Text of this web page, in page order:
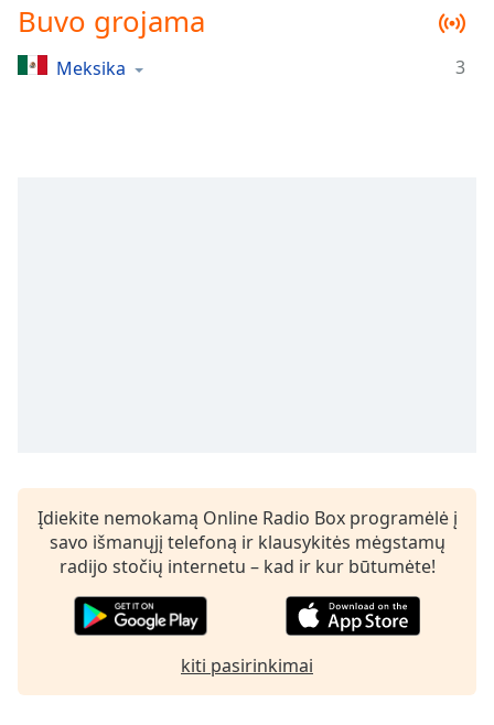
behind
liveLIVE
Remaining
settings,
opens
subtitles
settings
dialog
selected
Buvo grojama
Meksika 3
Įdiekite nemokamą Online Radio Box programėlė į
savo išmanųjį telefoną ir klausykitės mėgstamų
radijo stočių internetu – kad ir kur būtumėte!
kiti pasirinkimai